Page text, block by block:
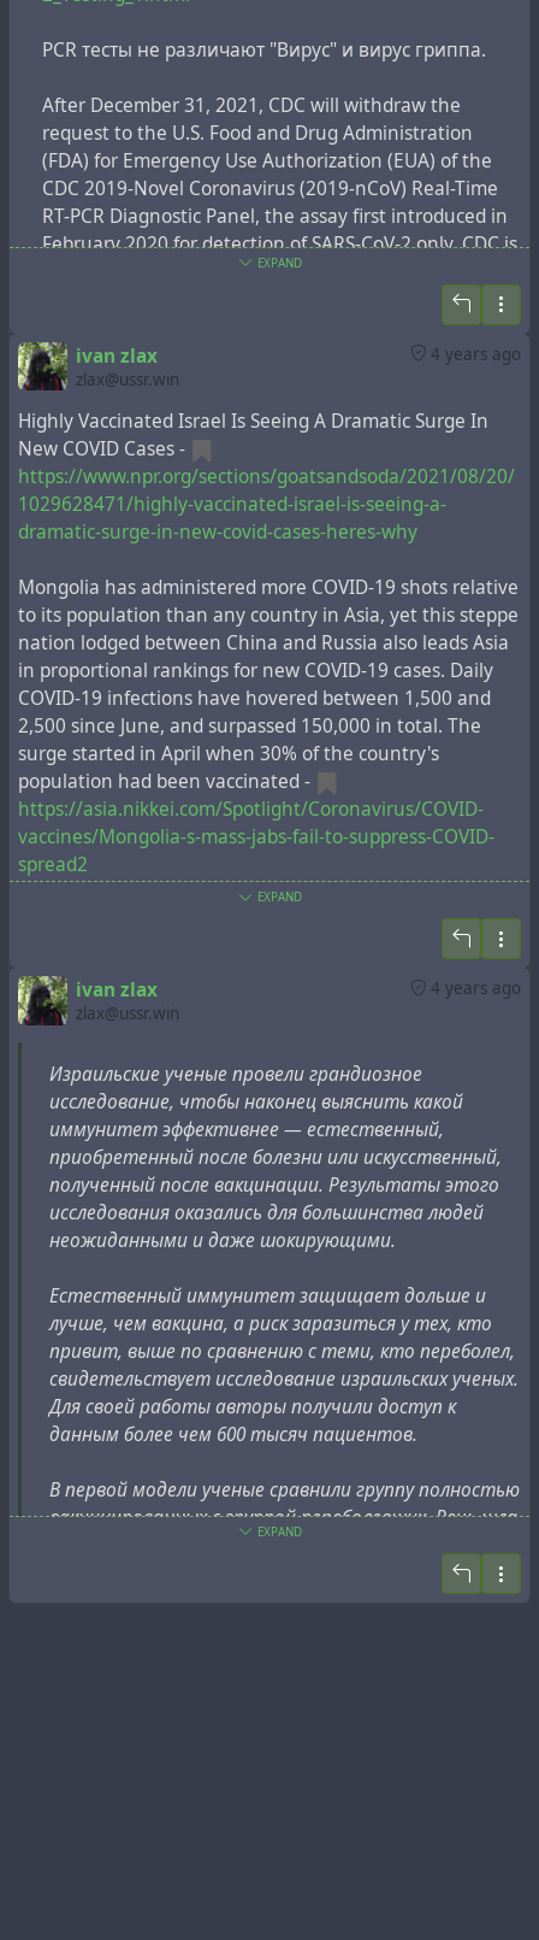
колонка, что с субъектом нужно делать:
incentivize action and facilitate convenience
=
стимулировать действие и облегчить удобство
Т.е. провозглашаем, что начинаемдуматьrational
& cognitive, но заканчиваем оперированием на
уровне рефлексов по Павлову.
Не устаю повторять, что оне ничего не скрывают.
PCR тесты не различают "Вирус" и вирус гриппа.
After December 31, 2021, CDC will withdraw the
request to the U.S. Food and Drug Administration
(FDA) for Emergency Use Authorization (EUA) of the
CDC 2019-Novel Coronavirus (2019-nCoV) Real-Time
RT-PCR Diagnostic Panel, the assay first introduced in
February 2020 for detection of SARS-CoV-2 only. CDC is
providing this advance notice for clinical laboratories
to have adequate time to select and implement one of
Visit the FDA website
diagnostic methods. For a summary of the
performance of FDA-authorized molecular methods
with an FDA reference panel,
visit this page.
In preparation for this change, CDC recommends
clinical laboratories and testing sites that have been
using the CDC 2019-nCoV RT-PCR assay select and
begin their transition to another FDA-authorized
COVID-19 test. CDC encourages laboratories to
consider adoption of a multiplexed method that can
facilitate detection and differentiation of SARS-CoV-2
and influenza viruses. Such assays can facilitate
continued testing for both influenza and SARS-CoV-2
and can save both time and resources as we head into
influenza season. Laboratories and testing sites
should validate and verify their selected assay within
their facility before beginning clinical testing.
EXPAND
4 years ago
ivan zlax
zlax@ussr.win
Highly Vaccinated Israel Is Seeing A Dramatic Surge In
New COVID Cases -
https://www.npr.org/sections/goatsandsoda/2021/08/20/
1029628471/highly-vaccinated-israel-is-seeing-a-
dramatic-surge-in-new-covid-cases-heres-why
Mongolia has administered more COVID-19 shots relative
to its population than any country in Asia, yet this steppe
nation lodged between China and Russia also leads Asia
in proportional rankings for new COVID-19 cases. Daily
COVID-19 infections have hovered between 1,500 and
2,500 since June, and surpassed 150,000 in total. The
surge started in April when 30% of the country's
population had been vaccinated -
https://asia.nikkei.com/Spotlight/Coronavirus/COVID-
vaccines/Mongolia-s-mass-jabs-fail-to-suppress-COVID-
spread2
Iceland: COVID surges in one of world’s most vaccinated
https://www1.racgp.org.au/newsgp/clinical/covid-surges-
in-one-of-world-s-most-vaccinated-nat
As of April 2021, Gibraltar is the first territory where
enough of the population has been vaccinated to
achieve herd immunity. However, cases spiked again in
July to the point that over 100 active cases were detected
by 15 July, the highest since February. -
https://en.wikipedia.org/wiki/COVID-
19_pandemic_in_Gibraltar
United Arab Emirates, Seychelles, Mongolia, Uruguay and
Chile - Six vaccinated countries have high Covid infection
rates -
https://www.cnbc.com/2021/07/08/five-
vaccinated-countries-with-high-covid-rates-rely-on-china-
vaccines.html
EXPAND
4 years ago
ivan zlax
zlax@ussr.win
Израильские ученые провели грандиозное
исследование, чтобы наконец выяснить какой
иммунитет эффективнее — естественный,
приобретенный после болезни или искусственный,
полученный после вакцинации. Результаты этого
исследования оказались для большинства людей
неожиданными и даже шокирующими.
Естественный иммунитет защищает дольше и
лучше, чем вакцина, а риск заразиться у тех, кто
привит, выше по сравнению с теми, кто переболел,
свидетельствует исследование израильских ученых.
Для своей работы авторы получили доступ к
данным более чем 600 тысяч пациентов.
В первой модели ученые сравнили группу полностью
вакцинированных с группой переболевших. Речь шла
1 января по 28 февраля 2021 года. Оказалось, что у
вакцинированных риск заражения коронавирусом в
EXPAND